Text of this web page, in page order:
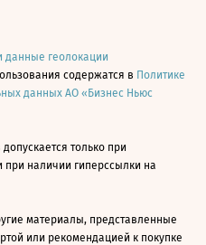
данные геолокации
содержатся в Политике
данных АО «Бизнес Ньюс
только при
при наличии гиперссылки на
материалы, представленные
или рекомендацией к покупке